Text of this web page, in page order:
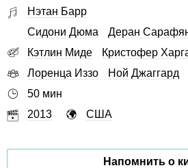
Нэтан Барр
Сидони Дюма
Деран
Кэтлин Миде
Кристофер
Лоренца Иззо
Ной Джаггард
50 мин
2013
США
Напомнить о